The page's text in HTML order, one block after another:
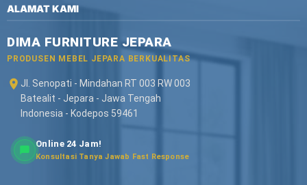
ALAMAT KAMI
DIMA FURNITURE JEPARA
PRODUSEN MEBEL JEPARA BERKUALITAS
Jl. Senopati - Mindahan RT 003 RW 003
Batealit - Jepara - Jawa Tengah
Indonesia - Kodepos 59461
Online 24 Jam!
Konsultasi Tanya Jawab Fast Response